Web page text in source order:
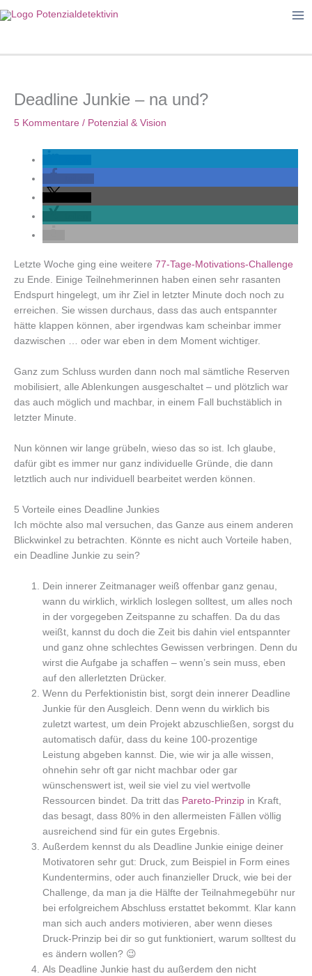
Inhalt
Deadline Junkie – na und?
5 Kommentare / Potenzial & Vision
Letzte Woche ging eine weitere 77-Tage-Motivations-Challenge
zu Ende. Einige Teilnehmerinnen haben einen sehr rasanten
Endspurt hingelegt, um ihr Ziel in letzter Minute doch noch zu
erreichen. Sie wissen durchaus, dass das auch entspannter
hätte klappen können, aber irgendwas kam scheinbar immer
dazwischen … oder war eben in dem Moment wichtiger.
Ganz zum Schluss wurden dann noch mal sämtliche Reserven
mobilisiert, alle Ablenkungen ausgeschaltet – und plötzlich war
das auch möglich und machbar, in einem Fall buchstäblich in
letzter Minute.
Nun können wir lange grübeln, wieso das so ist. Ich glaube,
dafür gibt es immer nur ganz individuelle Gründe, die dann
letztlich auch nur individuell bearbeitet werden können.
5 Vorteile eines Deadline Junkies
Ich möchte also mal versuchen, das Ganze aus einem anderen
Blickwinkel zu betrachten. Könnte es nicht auch Vorteile haben,
ein Deadline Junkie zu sein?
Dein innerer Zeitmanager weiß offenbar ganz genau,
wann du wirklich, wirklich loslegen solltest, um alles noch
in der vorgegeben Zeitspanne zu schaffen. Da du das
weißt, kannst du doch die Zeit bis dahin viel entspannter
und ganz ohne schlechtes Gewissen verbringen. Denn du
wirst die Aufgabe ja schaffen – wenn’s sein muss, eben
auf den allerletzten Drücker.
Wenn du Perfektionistin bist, sorgt dein innerer Deadline
Junkie für den Ausgleich. Denn wenn du wirklich bis
zuletzt wartest, um dein Projekt abzuschließen, sorgst du
automatisch dafür, dass du keine 100-prozentige
Leistung abgeben kannst. Die, wie wir ja alle wissen,
ohnehin sehr oft gar nicht machbar oder gar
wünschenswert ist, weil sie viel zu viel wertvolle
Ressourcen bindet. Da tritt das Pareto-Prinzip in Kraft,
das besagt, dass 80% in den allermeisten Fällen völlig
ausreichend sind für ein gutes Ergebnis.
Außerdem kennst du als Deadline Junkie einige deiner
Motivatoren sehr gut: Druck, zum Beispiel in Form eines
Kundentermins, oder auch finanzieller Druck, wie bei der
Challenge, da man ja die Hälfte der Teilnahmegebühr nur
bei erfolgreichem Abschluss erstattet bekommt. Klar kann
man sich auch anders motivieren, aber wenn dieses
Druck-Prinzip bei dir so gut funktioniert, warum solltest du
es ändern wollen? 😉
Als Deadline Junkie hast du außerdem den nicht